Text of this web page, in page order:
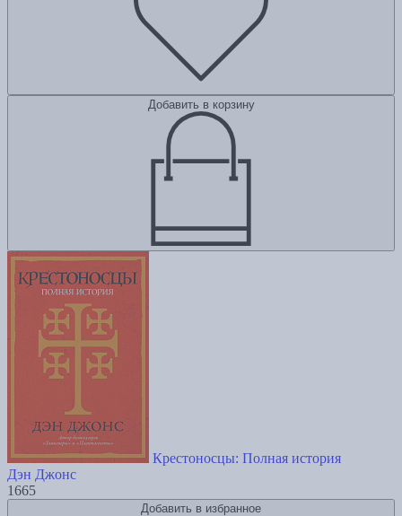
Добавить в корзину
Крестоносцы: Полная история
Дэн Джонс
1665
Добавить в избранное